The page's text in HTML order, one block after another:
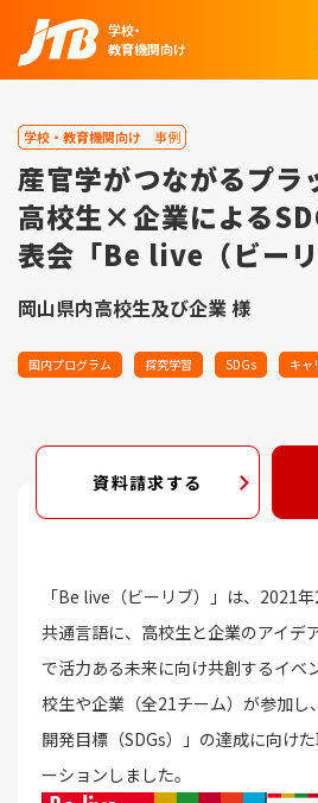
学校・
教育機関向け
学校・教育機関向け 事例
産官学がつながるプラ
高校生×企業による
表会「Be live（ビー
岡山県内高校生及び企業 様
国内プログラム 探究学習 SDGs キャ
資料請求する
「Be live（ビーリブ）」は、2021
共通言語に、高校生と企業のアイデ
で活力ある未来に向け共創するイベ
校生や企業（全21チーム）が参加し
開発目標（SDGs）」の達成に向け
ーションしました。